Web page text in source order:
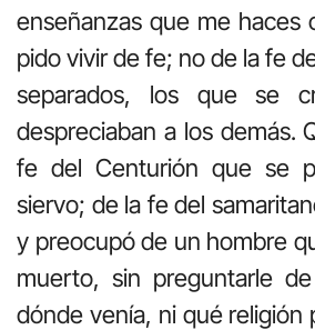
enseñanzas que me haces
pido vivir de fe; no de la fe
separados, los que se
despreciaban a los demás.
fe del Centurión que se
siervo; de la fe del
y preocupó de un hombre
muerto, sin preguntarle
dónde venía, ni qué religión